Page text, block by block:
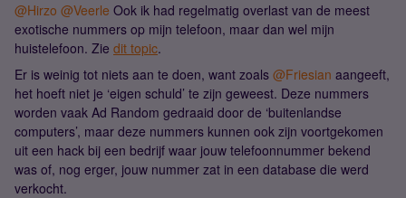
@Hirzo @Veerle Ook ik had regelmatig overlast van de meest
exotische nummers op mijn telefoon, maar dan wel mijn
huistelefoon. Zie dit topic.
Er is weinig tot niets aan te doen, want zoals @Friesian aangeeft,
het hoeft niet je ‘eigen schuld’ te zijn geweest. Deze nummers
worden vaak Ad Random gedraaid door de ‘buitenlandse
computers’, maar deze nummers kunnen ook zijn voortgekomen
uit een hack bij een bedrijf waar jouw telefoonnummer bekend
was of, nog erger, jouw nummer zat in een database die werd
verkocht.